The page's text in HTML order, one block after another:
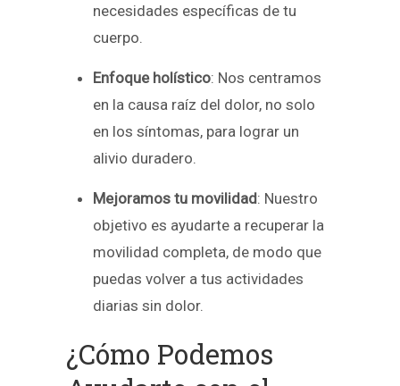
necesidades específicas de tu
cuerpo.
Enfoque holístico: Nos centramos
en la causa raíz del dolor, no solo
en los síntomas, para lograr un
alivio duradero.
Mejoramos tu movilidad: Nuestro
objetivo es ayudarte a recuperar la
movilidad completa, de modo que
puedas volver a tus actividades
diarias sin dolor.
¿Cómo Podemos